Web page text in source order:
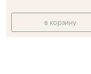
в корзину